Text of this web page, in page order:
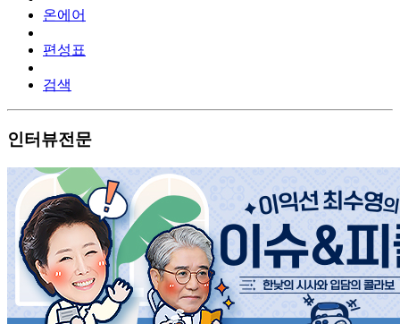
온에어
편성표
검색
인터뷰전문